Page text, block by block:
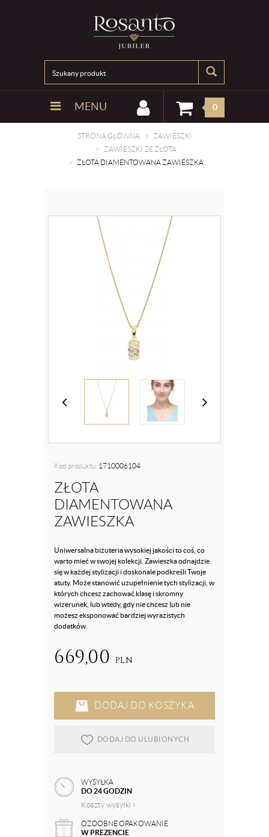
MENU 0
STRONA GŁÓWNA
ZAWIESZKI
ZAWIESZKI ZE ZŁOTA
ZŁOTA DIAMENTOWANA ZAWIESZKA
Kod produktu: 1710006104
ZŁOTA
DIAMENTOWANA
ZAWIESZKA
Uniwersalna biżuteria wysokiej jakości to coś, co
warto mieć w swojej kolekcji. Zawieszka odnajdzie
się w każdej stylizacji i doskonale podkreśli Twoje
atuty. Może stanowić uzupełnienie tych stylizacji, w
których chcesz zachować klasę i skromny
wizerunek, lub wtedy, gdy nie chcesz lub nie
możesz eksponować bardziej wyrazistych
dodatków.
669,00 PLN
DODAJ DO KOSZYKA
DODAJ DO ULUBIONYCH
WYSYŁKA
DO 24 GODZIN
Koszty wysyłki
OZDOBNE OPAKOWANIE
W PREZENCIE